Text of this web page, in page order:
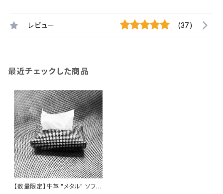
レビュー (37)
最近チェックした商品
【数量限定】牛革 "メタル" ソフト